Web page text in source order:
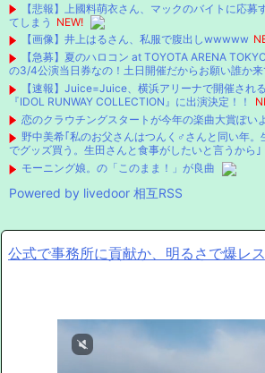
【悲報】上國料萌衣さん、マックのバイトに応
てしまう NEW!
【画像】井上はるさん、私服で腹出しwwwww
【急募】夏のハロコン at TOYOTA ARENA
の3/4公演当日券なの！土日開催だからお願い誰か来
【速報】Juice=Juice、横浜アリーナで開催され
『IDOL RUNWAY COLLECTION』に出演決定！！
恋のクラウチングスタートが今年の楽曲大賞ぽい
野中美希｢私のお父さんはつんく♂さんと同い年。
でグッズ買う。生田さんと食事がしたいと言うから｣
モーニング娘。の「このまま！」が良曲
Powered by livedoor 相互RSS
公式で事務所に貢献か、明るさで爆レ